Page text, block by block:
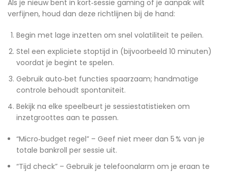
Als je nieuw bent in kort‑sessie gaming of je aanpak wilt
verfijnen, houd dan deze richtlijnen bij de hand:
Begin met lage inzetten om snel volatiliteit te peilen.
Stel een expliciete stoptijd in (bijvoorbeeld 10 minuten)
voordat je begint te spelen.
Gebruik auto‑bet functies spaarzaam; handmatige
controle behoudt spontaniteit.
Bekijk na elke speelbeurt je sessiestatistieken om
inzetgroottes aan te passen.
“Micro‑budget regel” – Geef niet meer dan 5 % van je
totale bankroll per sessie uit.
“Tijd check” – Gebruik je telefoonalarm om je eraan te